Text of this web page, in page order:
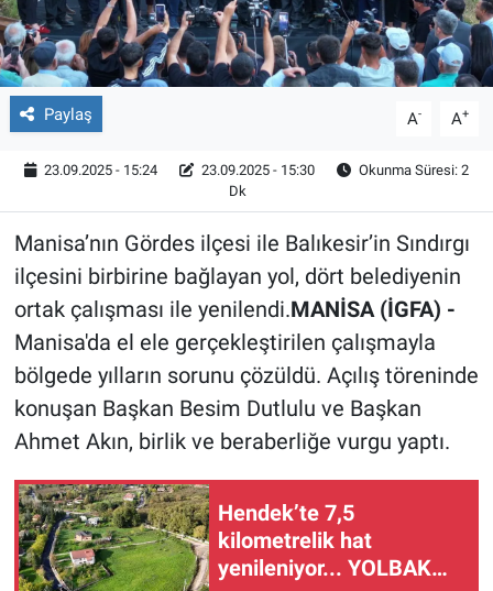
Paylaş A- A+
23.09.2025 - 15:24 23.09.2025 - 15:30
Okunma Süresi: 2
Dk
Manisa’nın Gördes ilçesi ile Balıkesir’in Sındırgı
ilçesini birbirine bağlayan yol, dört belediyenin
ortak çalışması ile yenilendi.MANİSA (İGFA) -
Manisa'da el ele gerçekleştirilen çalışmayla
bölgede yılların sorunu çözüldü. Açılış töreninde
konuşan Başkan Besim Dutlulu ve Başkan
Ahmet Akın, birlik ve beraberliğe vurgu yaptı.
Hendek’te 7,5
kilometrelik hat
yenileniyor... YOLBAK
Video Galeri